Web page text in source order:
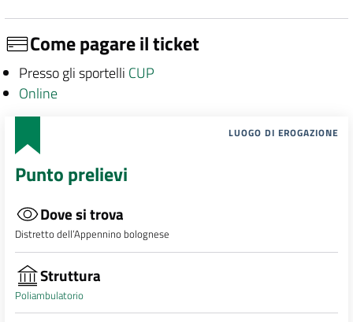
Come pagare il ticket
Presso gli sportelli CUP
Online
LUOGO DI EROGAZIONE
Punto prelievi
Dove si trova
Distretto dell’Appennino bolognese
Struttura
Poliambulatorio